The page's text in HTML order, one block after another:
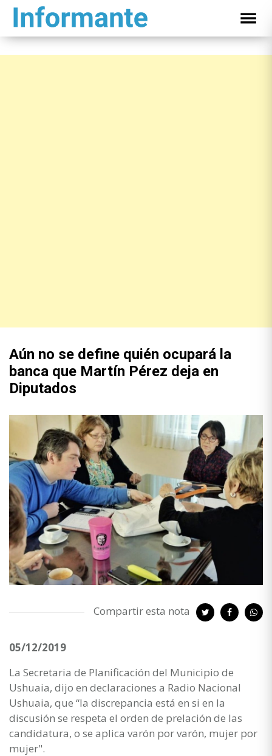
Aún no se define quién ocupará la
banca que Martín Pérez deja en
Diputados
Compartir esta nota
05/12/2019
La Secretaria de Planificación del Municipio de
Ushuaia, dijo en declaraciones a Radio Nacional
Ushuaia, que “la discrepancia está en si en la
discusión se respeta el orden de prelación de las
candidatura, o se aplica varón por varón, mujer por
mujer".